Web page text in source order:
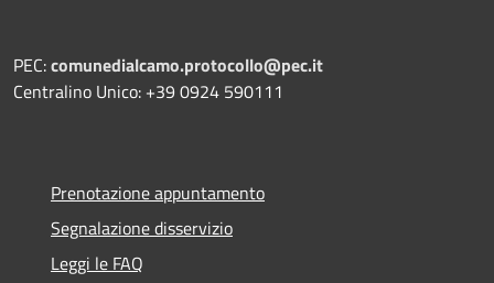
PEC:comunedialcamo.protocollo@pec.it
Centralino Unico: +39 0924 590111
Prenotazione appuntamento
Segnalazione disservizio
Leggi le FAQ